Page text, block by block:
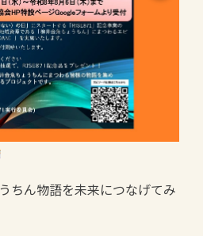
ちん物語を未来につなげてみ